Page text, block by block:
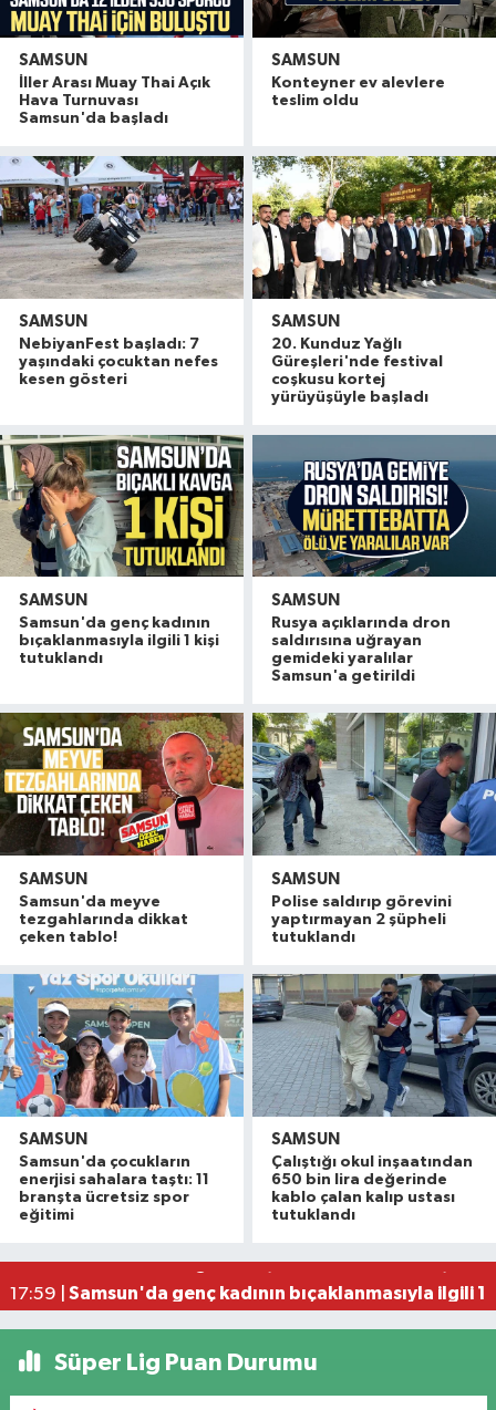
SAMSUN
İller Arası Muay Thai Açık
Hava Turnuvası
Samsun'da başladı
SAMSUN
Konteyner ev alevlere
teslim oldu
SAMSUN
NebiyanFest başladı: 7
yaşındaki çocuktan nefes
kesen gösteri
SAMSUN
20. Kunduz Yağlı
Güreşleri'nde festival
coşkusu kortej
yürüyüşüyle başladı
SAMSUN
Samsun'da genç kadının
bıçaklanmasıyla ilgili 1 kişi
tutuklandı
SAMSUN
Rusya açıklarında dron
saldırısına uğrayan
gemideki yaralılar
Samsun'a getirildi
SAMSUN
Samsun'da meyve
tezgahlarında dikkat
çeken tablo!
SAMSUN
Polise saldırıp görevini
yaptırmayan 2 şüpheli
tutuklandı
SAMSUN
Samsun'da çocukların
enerjisi sahalara taştı: 11
branşta ücretsiz spor
eğitimi
SAMSUN
Çalıştığı okul inşaatından
650 bin lira değerinde
kablo çalan kalıp ustası
tutuklandı
22:58 |İller Arası Muay Thai Açık Hava Turnuvası
22:36 |Konteyner ev alevlere teslim oldu
19:59 | NebiyanFest başladı: 7 yaşındaki çocuktan
17:59 | Samsun'da genç kadının bıçaklanmasıyla ilgili
Süper Lig Puan Durumu